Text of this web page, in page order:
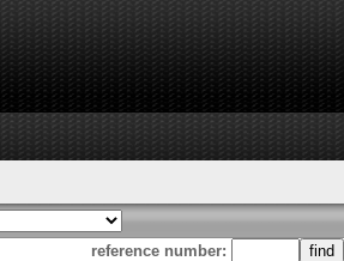
reference number: